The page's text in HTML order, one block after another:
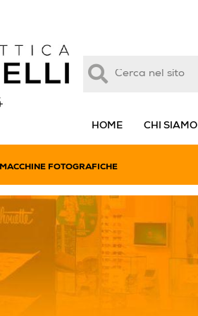
HOME CHI SIAMO
MACCHINE FOTOGRAFICHE